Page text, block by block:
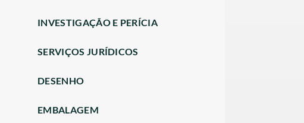
INVESTIGAÇÃO E PERÍCIA
SERVIÇOS JURÍDICOS
DESENHO
EMBALAGEM